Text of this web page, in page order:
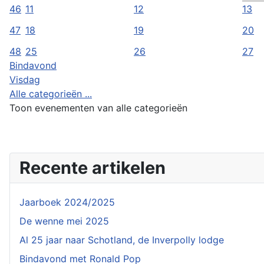
46 11 12 13
47 18 19 20
48 25 26 27
Bindavond
Visdag
Alle categorieën ...
Toon evenementen van alle categorieën
Recente artikelen
Jaarboek 2024/2025
De wenne mei 2025
Al 25 jaar naar Schotland, de Inverpolly lodge
Bindavond met Ronald Pop